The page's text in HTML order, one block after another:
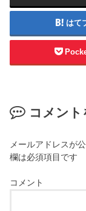
はて
コメント
メールアドレスが
欄は必須項目です
コメント